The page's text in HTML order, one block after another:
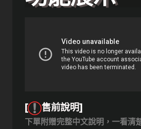
[ 售前說明]
下單附贈完整中文說明，一看清